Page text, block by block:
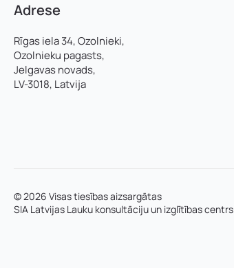
Adrese
Rīgas iela 34, Ozolnieki,
Ozolnieku pagasts,
Jelgavas novads,
LV-3018, Latvija
© 2026 Visas tiesības aizsargātas
SIA Latvijas Lauku konsultāciju un izglītības centrs